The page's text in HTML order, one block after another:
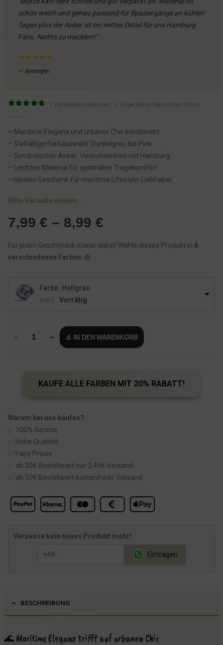
schön weich und genau passend für Spaziergänge an kühlen
Tagen plus der Anker ist ein nettes Detail für uns Hamburg
Fans. Nichts zu meckern!"
★★★★★
— Anonym
2 Kundenrezensionen | Füge deine Rezension hinzu
– Maritime Eleganz und urbaner Chic kombiniert
– Vielfältige Farbauswahl: Dunkelgrau bis Pink
– Symbolischer Anker: Verbundenheit mit Hamburg
– Leichtes Material für optimalen Tragekomfort
– Ideales Geschenk für maritime Lifestyle-Liebhaber
Bitte Variante wählen...
7,99 € – 8,99 €
Für jeden Geschmack etwas dabei! Wähle dieses Produkt in 6
verschiedenen Farben . 🛟
Farbe: Hellgrau
8,99 € Vorrätig
⚓ IN DEN WARENKORB
KAUFE ALLE FARBEN MIT 20% RABATT!
Warum bei uns kaufen?
✅ 100% Service
✅ Hohe Qualität
✅ Faire Preise
✅ ab 20€ Bestellwert nur 2,49€ Versand
✅ ab 50€ Bestellwert kostenfreier Versand
Verpasse kein neues Produkt mehr!
Eintragen
BESCHREIBUNG
🌊 Maritime Eleganz trifft auf urbanen Chic